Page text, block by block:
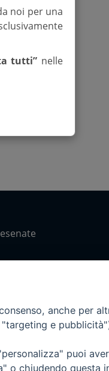
noi per una
tutti” nelle
anche per
e
puoi
o chiudendo questa